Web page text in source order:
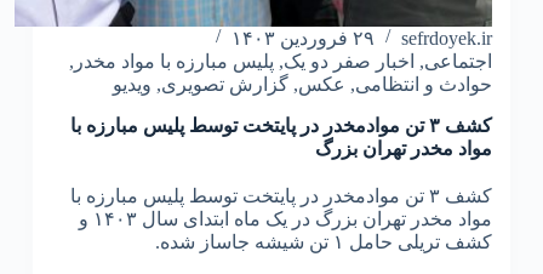
sefrdoyek.ir
۲۹ فروردین ۱۴۰۳
اجتماعی, اخبار صفر دو یک, پلیس مبارزه با مواد مخدر ,
حوادث و انتظامی, عکس, گزارش تصویری, ویدیو
کشف ۳ تن موادمخدر در پايتخت توسط پلیس مبارزه با
مواد مخدر تهران بزرگ
کشف ۳ تن موادمخدر در پايتخت توسط پلیس مبارزه با
مواد مخدر تهران بزرگ در یک ماه ابتدای سال ۱۴۰۳ و
کشف تریلی حامل ۱ تن شیشه جاساز شده.